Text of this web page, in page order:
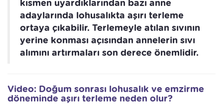
kısmen uyardıklarından bazı anne
adaylarında lohusalıkta aşırı terleme
ortaya çıkabilir. Terlemeyle atılan sıvının
yerine konması açısından annelerin sıvı
alımını artırmaları son derece önemlidir.
Video: Doğum sonrası lohusalık ve emzirme
döneminde aşırı terleme neden olur?